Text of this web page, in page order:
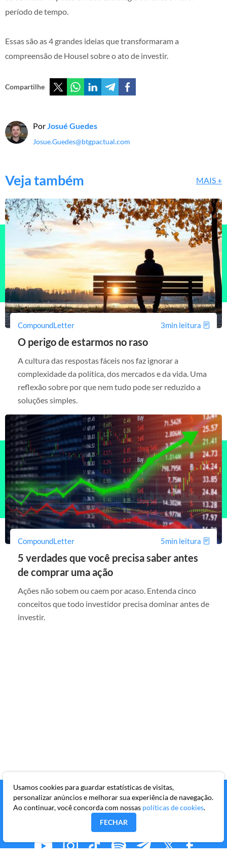
período de tempo.
Essas são as 4 grandes ideias que transformaram a
compreensão de Housel sobre o ato de investir.
Compartilhe
PorJosué Guedes
Josue.Guedes@btgpactual.com
Veja também MAIS +
CompoundLetter 3min leitura
O perigo de estarmos no raso
A cultura das respostas fáceis nos faz ignorar a
complexidade da política, dos mercados e da vida. Uma
reflexão sobre por que nem tudo pode ser reduzido a
soluções simples.
CompoundLetter 5min leitura
5 verdades que você precisa saber antes
de comprar uma ação
Ações não sobem ou caem por acaso. Entenda cinco
conceitos que todo investidor precisa dominar antes de
investir.
Usamos cookies para guardar estatísticas de visitas,
personalizar anúncios e melhorar sua experiência de navegação.
Ao continuar, você concorda com nossas políticas de cookies.
FECHAR